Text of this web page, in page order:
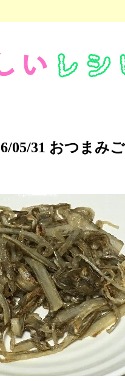
05/31 おつまみ